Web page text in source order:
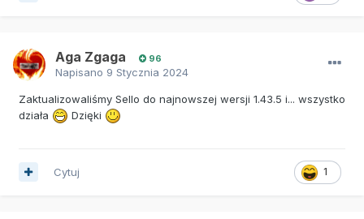
Aga Zgaga 96
Napisano 9 Stycznia 2024
Zaktualizowaliśmy Sello do najnowszej wersji 1.43.5 i... wszystko
działa
Dzięki
1
Cytuj